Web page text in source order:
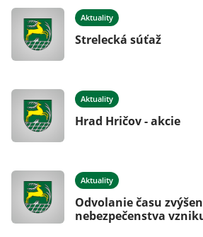
Aktuality
Strelecká súťaž
Aktuality
Hrad Hričov - akcie
Aktuality
Odvolanie času
nebezpečenstva